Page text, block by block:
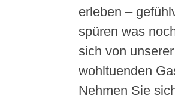
erleben –
spüren was
sich von
wohltuenden
Nehmen Sie